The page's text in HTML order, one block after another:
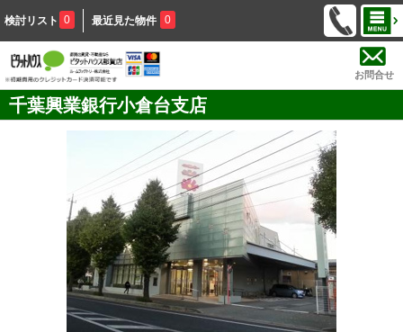
検討リスト 0 最近見た物件 0
お問合せ
千葉興業銀行小倉台支店